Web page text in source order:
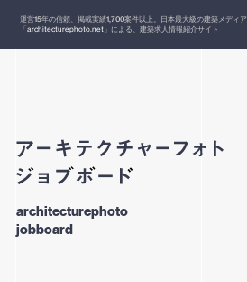
運営15年の信頼、掲載実績1,700案件以上。日本最大級の建築メディア
「architecturephoto.net 」による、建築求人情報紹介サイト
architecturephoto
jobboard